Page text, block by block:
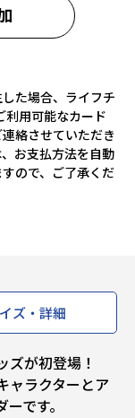
た場合、ライフチ
利用可能なカード
絡させていただき
お支払方法を自動
ので、ご了承くだ
ズ・詳細
が初登場！
ャラクターとア
です。